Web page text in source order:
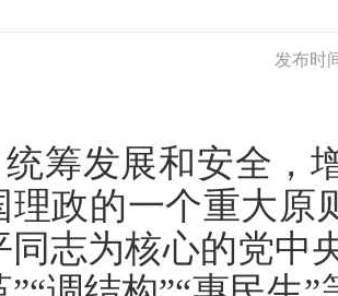
发布时
统筹发展和安全，
理政的一个重大原
同志为核心的党中